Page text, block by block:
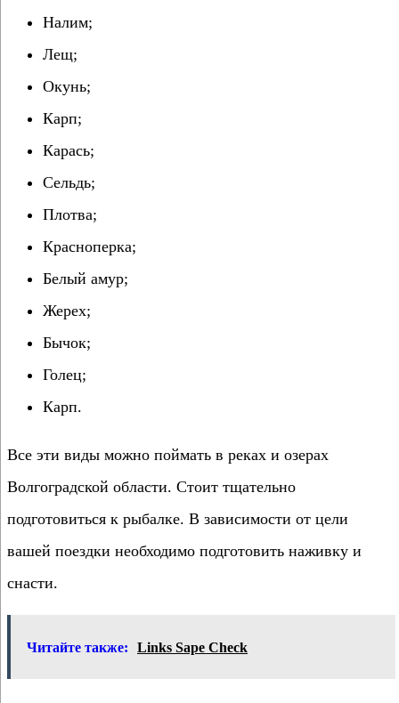
Налим;
Лещ;
Окунь;
Карп;
Карась;
Сельдь;
Плотва;
Красноперка;
Белый амур;
Жерех;
Бычок;
Голец;
Карп.
Все эти виды можно поймать в реках и озерах
Волгоградской области. Стоит тщательно
подготовиться к рыбалке. В зависимости от цели
вашей поездки необходимо подготовить наживку и
снасти.
Читайте также: Links Sape Check